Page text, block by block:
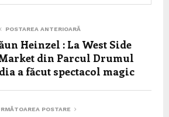
POSTAREA ANTERIOARĂ
Heinzel : La West Side
din Parcul Drumul
a făcut spectacol magic
POSTARE